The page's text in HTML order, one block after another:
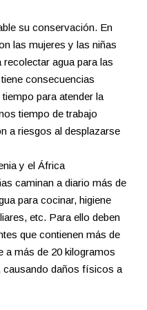
su conservación. En
las mujeres y las niñas
agua para las
consecuencias
para atender la
tiempo de trabajo
a riesgos al desplazarse
y el África
caminan a diario más de
para cocinar, higiene
etc. Para ello deben
que contienen más de
a más de 20 kilogramos
causando daños físicos a